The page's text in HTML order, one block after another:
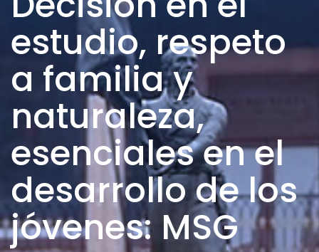
estudio, respeto
a familia y
naturaleza,
esenciales en el
desarrollo de los
jóvenes: MSG